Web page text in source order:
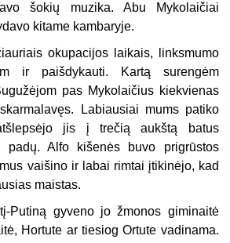
šokių muzika. Abu Mykolaičiai
kitame kambaryje.
okupacijos laikais, linksmumo
ir paišdykauti. Kartą surengėm
pas Mykolaičius kiekvienas
Labiausiai mums patiko
jis į trečią aukštą batus
padų. Alfo kišenės buvo prigrūstos
vaišino ir labai rimtai įtikinėjo, kad
maistas.
Putiną gyveno jo žmonos giminaitė
Hortute ar tiesiog Ortute vadinama.